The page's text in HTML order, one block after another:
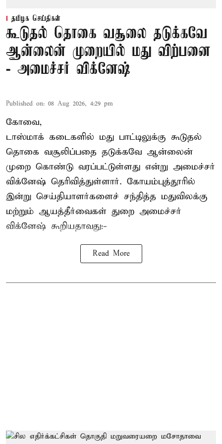
தமிழக செய்திகள்
கூடுதல் தொகை வசூலை தடுக்கவே
ஆன்லைன் முறையில் மது விற்பனை
- அமைச்சர் விக்னேஷ்
Published on: 08 Aug 2026, 4:29 pm
கோவை,
டாஸ்மாக் கடைகளில் மது பாட்டிலுக்கு கூடுதல்
தொகை வசூலிப்பதை தடுக்கவே ஆன்லைன்
முறை கொண்டு வரப்பட்டுள்ளது என்று அமைச்சர்
விக்னேஷ் தெரிவித்துள்ளார். கோயம்புத்தூரில்
இன்று செய்தியாளர்களைச் சந்தித்த மதுவிலக்கு
மற்றும் ஆயத்தீர்வைகள் துறை அமைச்சர்
விக்னேஷ் கூறியதாவது:-
Read More